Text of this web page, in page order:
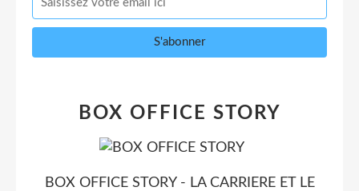
BOX OFFICE STORY
BOX OFFICE STORY - LA CARRIERE ET LE